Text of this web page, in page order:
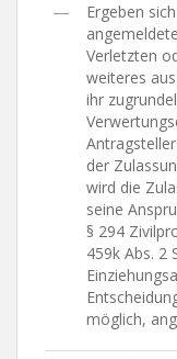
―
Ergeben
Verletzten
weiteres
ihr
der
wird die
seine
§ 294
459k Abs. 2
möglich,